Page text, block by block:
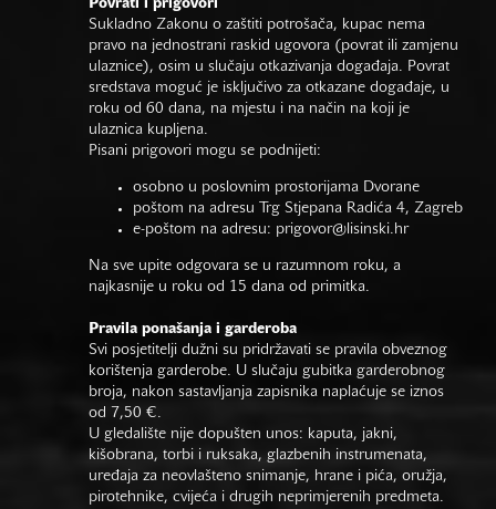
Povrati i prigovori
Sukladno Zakonu o zaštiti potrošača, kupac nema
pravo na jednostrani raskid ugovora (povrat ili zamjenu
ulaznice), osim u slučaju otkazivanja događaja. Povrat
sredstava moguć je isključivo za otkazane događaje, u
roku od 60 dana, na mjestu i na način na koji je
ulaznica kupljena.
Pisani prigovori mogu se podnijeti:
osobno u poslovnim prostorijama Dvorane
poštom na adresu Trg Stjepana Radića 4, Zagreb
e-poštom na adresu: prigovor@lisinski.hr
Na sve upite odgovara se u razumnom roku, a
najkasnije u roku od 15 dana od primitka.
Pravila ponašanja i garderoba
Svi posjetitelji dužni su pridržavati se pravila obveznog
korištenja garderobe. U slučaju gubitka garderobnog
broja, nakon sastavljanja zapisnika naplaćuje se iznos
od 7,50 €.
U gledalište nije dopušten unos: kaputa, jakni,
kišobrana, torbi i ruksaka, glazbenih instrumenata,
uređaja za neovlašteno snimanje, hrane i pića, oružja,
pirotehnike, cvijeća i drugih neprimjerenih predmeta.